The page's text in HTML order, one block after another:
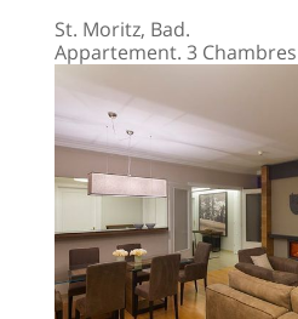
St. Moritz, Bad.
Appartement. 3 Chambres